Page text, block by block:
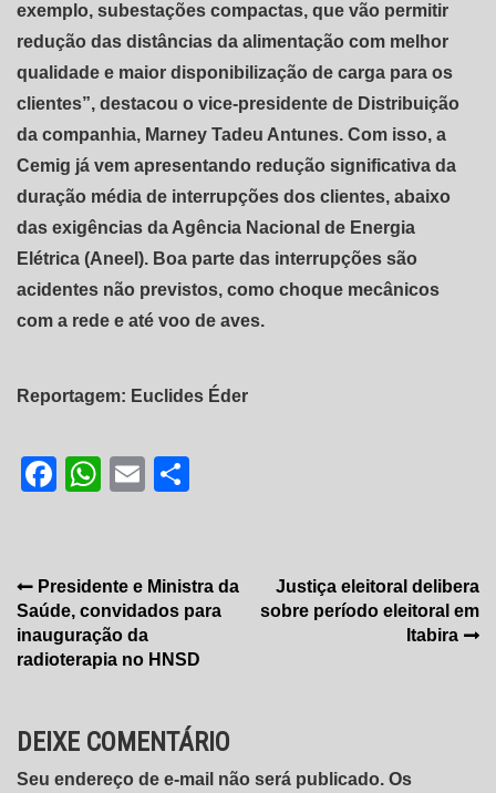
exemplo, subestações compactas, que vão permitir
redução das distâncias da alimentação com melhor
qualidade e maior disponibilização de carga para os
clientes”, destacou o vice-presidente de Distribuição
da companhia, Marney Tadeu Antunes. Com isso, a
Cemig já vem apresentando redução significativa da
duração média de interrupções dos clientes, abaixo
das exigências da Agência Nacional de Energia
Elétrica (Aneel). Boa parte das interrupções são
acidentes não previstos, como choque mecânicos
com a rede e até voo de aves.
Reportagem: Euclides Éder
Facebook
WhatsApp
Email
Navegação
de
Post
Presidente e Ministra da
Saúde, convidados para
inauguração da
radioterapia no HNSD
Justiça eleitoral delibera
sobre período eleitoral em
Itabira
DEIXE COMENTÁRIO
Seu endereço de e-mail não será publicado. Os